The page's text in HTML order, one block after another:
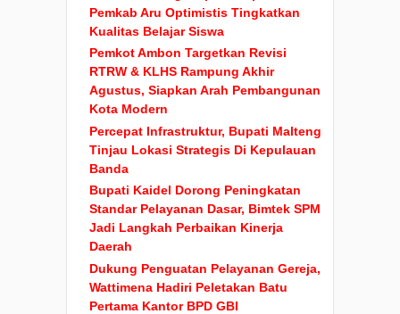
Pemkab Aru Optimistis Tingkatkan
Kualitas Belajar Siswa
Pemkot Ambon Targetkan Revisi
RTRW & KLHS Rampung Akhir
Agustus, Siapkan Arah Pembangunan
Kota Modern
Percepat Infrastruktur, Bupati Malteng
Tinjau Lokasi Strategis Di Kepulauan
Banda
Bupati Kaidel Dorong Peningkatan
Standar Pelayanan Dasar, Bimtek SPM
Jadi Langkah Perbaikan Kinerja
Daerah
Dukung Penguatan Pelayanan Gereja,
Wattimena Hadiri Peletakan Batu
Pertama Kantor BPD GBI